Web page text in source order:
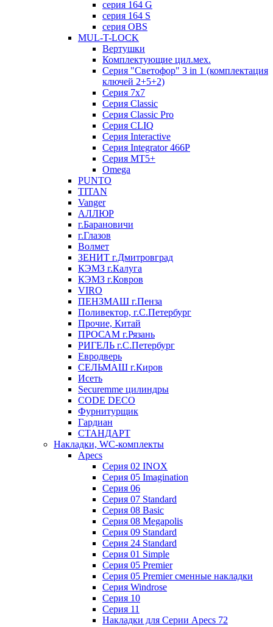
серия 164 G
серия 164 S
серия OBS
MUL-T-LOCK
Вертушки
Комплектующие цил.мех.
Серия "Светофор" 3 in 1 (комплектация
ключей 2+5+2)
Серия 7х7
Серия Classic
Серия Classic Pro
Серия CLIQ
Серия Interactive
Серия Integrator 466P
Серия MT5+
Omega
PUNTO
TITAN
Vanger
АЛЛЮР
г.Барановичи
г.Глазов
Волмет
ЗЕНИТ г.Дмитровград
КЭМЗ г.Калуга
КЭМЗ г.Ковров
VIRO
ПЕНЗМАШ г.Пенза
Поливектор, г.С.Петербург
Прочие, Китай
ПРОСАМ г.Рязань
РИГЕЛЬ г.С.Петербург
Евродверь
СЕЛЬМАШ г.Киров
Исеть
Securemme цилиндры
CODE DECO
Фурнитурщик
Гардиан
СТАНДАРТ
Накладки, WC-комплекты
Apecs
Cерия 02 INOX
Cерия 05 Imagination
Cерия 06
Cерия 07 Standard
Cерия 08 Basic
Cерия 08 Megapolis
Cерия 09 Standard
Cерия 24 Standard
Серия 01 Simple
Серия 05 Premier
Серия 05 Premier сменные накладки
Cерия Windrose
Серия 10
Серия 11
Накладки для Серии Apecs 72